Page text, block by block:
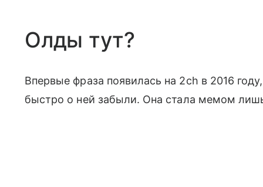
Олды тут?
Впервые фраза появилась на 2ch в 2016
быстро о ней забыли. Она стала мемом